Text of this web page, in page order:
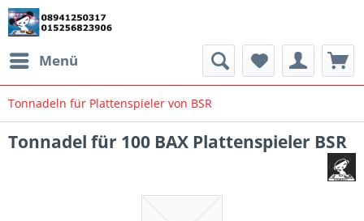
Menü
Tonnadeln für Plattenspieler von BSR
Tonnadel für 100 BAX Plattenspieler BSR